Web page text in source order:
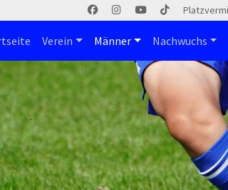
Verein Männer Nachwuchs